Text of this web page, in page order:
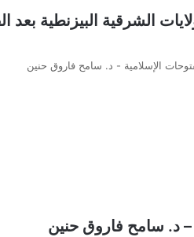
الشرقية البيزنطية بعد
الإسلامية - د. سامح فاروق حنين
– د. سامح فاروق حنين